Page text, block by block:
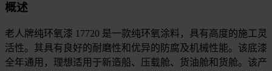
概述
老人牌纯环氧漆 17720 是一款纯环氧涂料，具有高度的施工灵
活性。其具有良好的耐磨性和优异的防腐及机械性能。该底漆
全年通用，理想适用于新造船、压载舱、货油舱和货舱。该产